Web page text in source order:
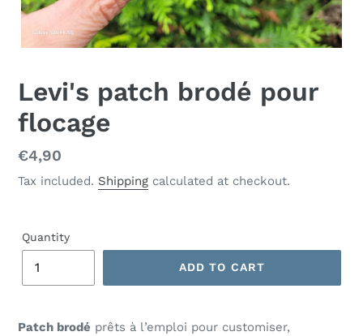
Levi's patch brodé pour
flocage
Regular
price
€4,90
Tax included. Shipping calculated at checkout.
Quantity
ADD TO CART
Patch brodé prêts à l’emploi pour customiser,